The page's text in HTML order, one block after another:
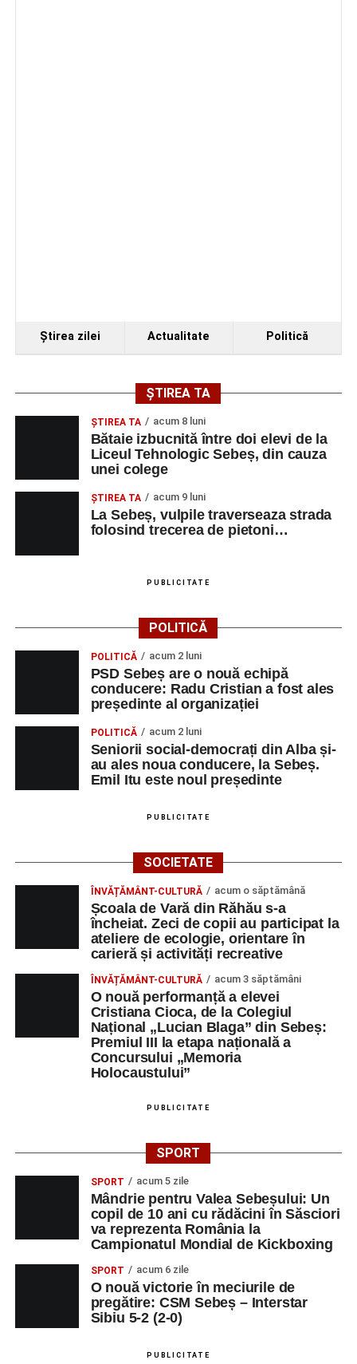
reprezintă doar începutul unei serii de concerte care vor
avea loc pe parcursul taberei, oferind comunității din
și de a lua parte la un veritabil schimb cultural prin
Adaugă-ne ca sursă preferată
Urmărește-ne pe Google News
iluminatului public pe timpul nopții, în contextul
apelului la economii al Guvernului Bolojan
Duminică, 23 august 2026, Râpa Roșie găzduiește
cea de-a III-a ediție a concursului „CicloAventurier
de Sebeș”
Primul concert din cadrul String Symphonic Camp
2026 a adus emoție și aplauze la Sebeș
Ştirea zilei Actualitate Politică
ȘTIREA TA
ŞTIREA TA acum 8 luni
Bătaie izbucnită între doi elevi de la
Liceul Tehnologic Sebeș, din cauza
unei colege
ŞTIREA TA acum 9 luni
La Sebeș, vulpile traverseaza strada
folosind trecerea de pietoni…
PUBLICITATE
POLITICĂ
POLITICĂ acum 2 luni
PSD Sebeș are o nouă echipă
conducere: Radu Cristian a fost ales
președinte al organizației
POLITICĂ acum 2 luni
Seniorii social-democrați din Alba și-
au ales noua conducere, la Sebeș.
Emil Itu este noul președinte
PUBLICITATE
SOCIETATE
ÎNVĂȚĂMÂNT-CULTURĂ acum o săptămână
Școala de Vară din Răhău s-a
încheiat. Zeci de copii au participat la
ateliere de ecologie, orientare în
carieră și activități recreative
ÎNVĂȚĂMÂNT-CULTURĂ acum 3 săptămâni
O nouă performanță a elevei
Cristiana Cioca, de la Colegiul
Național „Lucian Blaga” din Sebeș:
Premiul III la etapa națională a
Concursului „Memoria
Holocaustului”
PUBLICITATE
SPORT
SPORT acum 5 zile
Mândrie pentru Valea Sebeșului: Un
copil de 10 ani cu rădăcini în Săsciori
va reprezenta România la
Campionatul Mondial de Kickboxing
SPORT acum 6 zile
O nouă victorie în meciurile de
pregătire: CSM Sebeș – Interstar
Sibiu 5-2 (2-0)
PUBLICITATE